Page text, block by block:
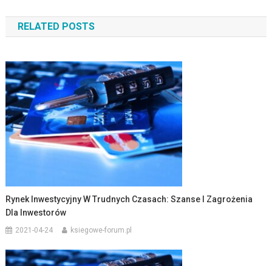
wpisu
RELATED POSTS
Rynek Inwestycyjny W Trudnych Czasach: Szanse I Zagrożenia
Dla Inwestorów
2021-04-24 ksiegowe-forum.pl